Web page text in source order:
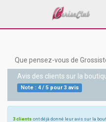
Que pensez-vous de
Avis des clients sur la
Note : 4/ 5pour3avis
3 clients ont déjà donné leur avis sur la